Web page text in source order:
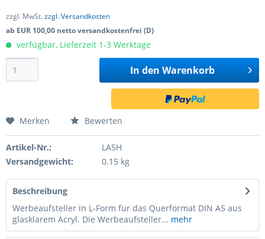
zzgl. MwSt.zzgl. Versandkosten
ab EUR 100,00 netto versandkostenfrei (D)
verfügbar, Lieferzeit 1-3 Werktage
In den Warenkorb
Merken Bewerten
Artikel-Nr.:
LA5H
Versandgewicht:
0.15 kg
Beschreibung
Werbeaufsteller in L-Form für das Querformat DIN A5 aus
glasklarem Acryl. Die Werbeaufsteller... mehr